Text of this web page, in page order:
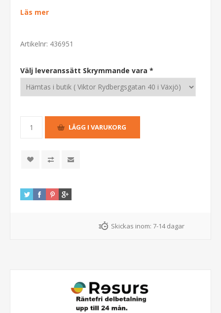
Läs mer
Artikelnr: 436951
Välj leveranssätt Skrymmande vara *
Skickas inom: 7-14 dagar